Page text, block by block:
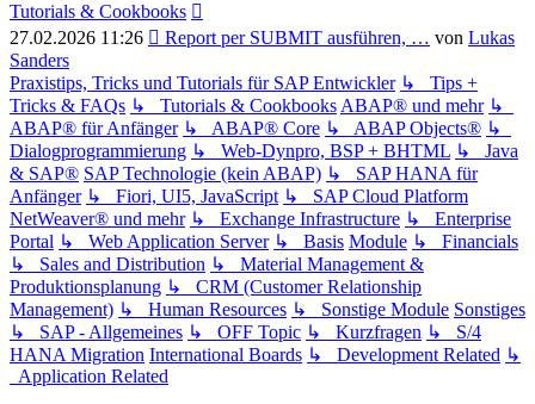
Tutorials & Cookbooks
27.02.2026 11:26
Neuester
Beitrag
Report per SUBMIT ausführen, … von Lukas
Sanders
Praxistips, Tricks und Tutorials für SAP Entwickler ↳ Tips +
Tricks & FAQs ↳ Tutorials & CookbooksABAP® und mehr ↳
ABAP® für Anfänger ↳ ABAP® Core ↳ ABAP Objects® ↳
Dialogprogrammierung ↳ Web-Dynpro, BSP + BHTML ↳ Java
& SAP® SAP Technologie (kein ABAP) ↳ SAP HANA für
Anfänger ↳ Fiori, UI5, JavaScript ↳ SAP Cloud Platform
NetWeaver® und mehr ↳ Exchange Infrastructure ↳ Enterprise
Portal ↳ Web Application Server ↳ Basis Module ↳ Financials
↳ Sales and Distribution ↳ Material Management &
Produktionsplanung ↳ CRM (Customer Relationship
Management) ↳ Human Resources ↳ Sonstige Module Sonstiges
↳ SAP - Allgemeines ↳ OFF Topic ↳ Kurzfragen ↳ S/4
HANA Migration International Boards ↳ Development Related ↳
Application Related